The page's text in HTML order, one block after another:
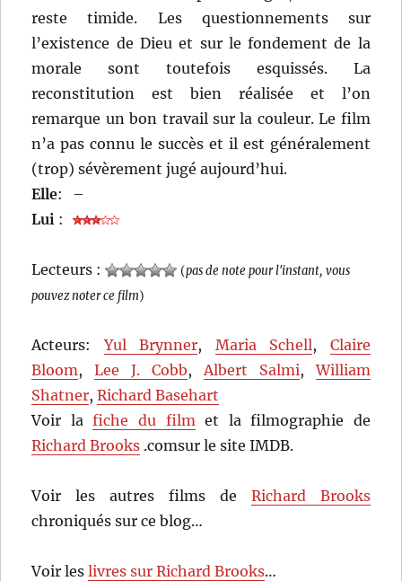
reste timide. Les questionnements sur
l’existence de Dieu et sur le fondement de la
morale sont toutefois esquissés. La
reconstitution est bien réalisée et l’on
remarque un bon travail sur la couleur. Le film
n’a pas connu le succès et il est généralement
(trop) sévèrement jugé aujourd’hui.
Elle:
–
Lui :
Lecteurs : (pas de note pour l'instant, vous
pouvez noter ce film)
Acteurs:Yul Brynner, Maria Schell, Claire
Bloom,Lee J. Cobb, Albert Salmi,William
Shatner,Richard Basehart
Voir lafiche du film et la filmographie de
Richard Brooks .comsur le site IMDB.
Voir les autres films de Richard Brooks
chroniqués sur ce blog…
Voir leslivres sur Richard Brooks…